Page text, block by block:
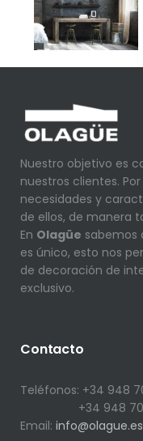
Nuestro objetivo es
nuestros clientes.
necesidades y
de ellos, de manera
En Olagüe sabemos
es único, esto nos
de decoración de
exclusivo.
Contacto
Teléfonos: +34 948
+34 948
Email: info@olague.es